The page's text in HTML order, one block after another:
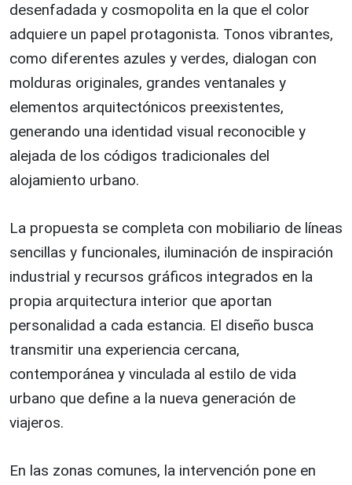
desenfadada y cosmopolita en la que el color
adquiere un papel protagonista. Tonos vibrantes,
como diferentes azules y verdes, dialogan con
molduras originales, grandes ventanales y
elementos arquitectónicos preexistentes,
generando una identidad visual reconocible y
alejada de los códigos tradicionales del
alojamiento urbano.
La propuesta se completa con mobiliario de líneas
sencillas y funcionales, iluminación de inspiración
industrial y recursos gráficos integrados en la
propia arquitectura interior que aportan
personalidad a cada estancia. El diseño busca
transmitir una experiencia cercana,
contemporánea y vinculada al estilo de vida
urbano que define a la nueva generación de
viajeros.
En las zonas comunes, la intervención pone en